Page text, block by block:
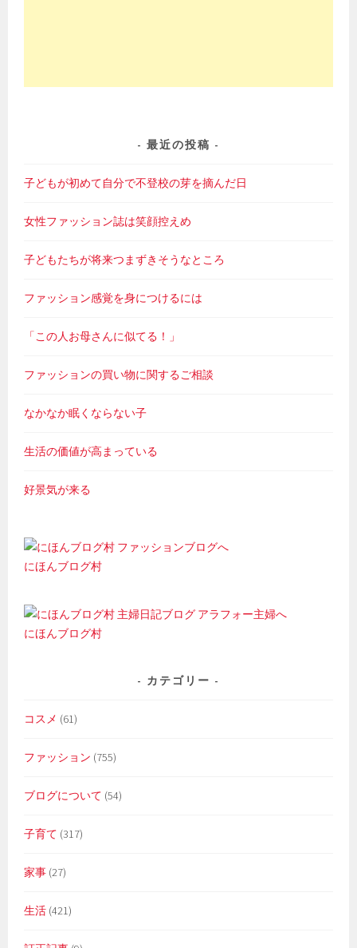
最近の投稿
子どもが初めて自分で不登校の芽を摘んだ日
女性ファッション誌は笑顔控えめ
子どもたちが将来つまずきそうなところ
ファッション感覚を身につけるには
「この人お母さんに似てる！」
ファッションの買い物に関するご相談
なかなか眠くならない子
生活の価値が高まっている
好景気が来る
にほんブログ村
にほんブログ村
カテゴリー
コスメ (61)
ファッション (755)
ブログについて (54)
子育て (317)
家事 (27)
生活 (421)